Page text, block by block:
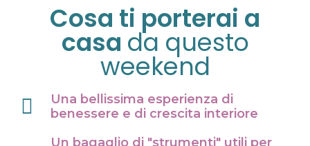
Cosa ti porterai a
casa da questo
weekend
Una bellissima esperienza di
benessere e di crescita interiore
Un bagaglio di "strumenti" utili per